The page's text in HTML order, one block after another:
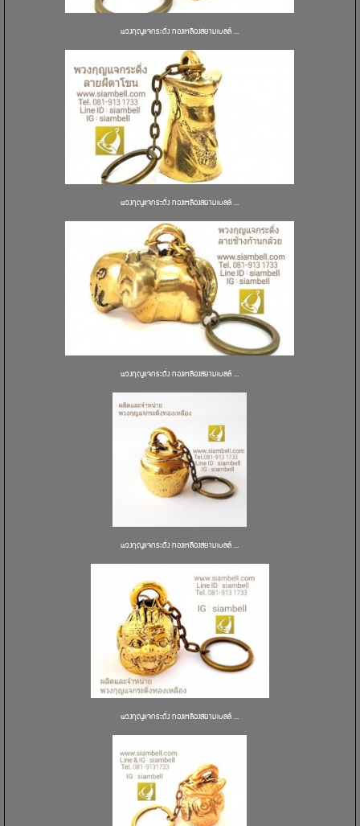
พวงกุญแจกระดิ่ง ทองเหลืองสยามเบลล์ ...
พวงกุญแจกระดิ่ง ทองเหลืองสยามเบลล์ ...
พวงกุญแจกระดิ่ง ทองเหลืองสยามเบลล์ ...
พวงกุญแจกระดิ่ง ทองเหลืองสยามเบลล์ ...
พวงกุญแจกระดิ่ง ทองเหลืองสยามเบลล์ ...